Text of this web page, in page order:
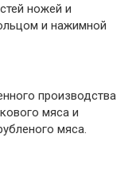
ножей и
и нажимной
производства
мяса и
мяса.